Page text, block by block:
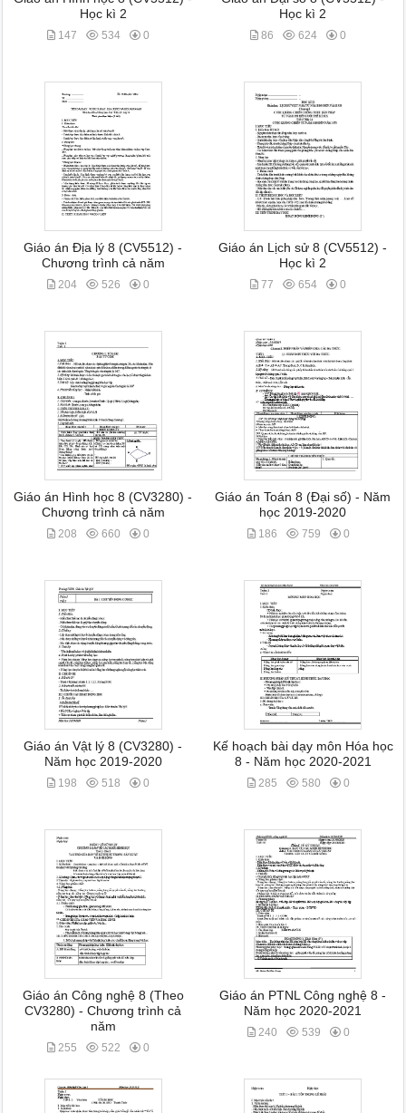
Học kì 2
147 534 0
Học kì 2
86 624 0
Giáo án Địa lý 8 (CV5512) -
Chương trình cả năm
204 526 0
Giáo án Lịch sử 8 (CV5512) -
Học kì 2
77 654 0
Giáo án Hình học 8 (CV3280) -
Chương trình cả năm
208 660 0
Giáo án Toán 8 (Đại số) - Năm
học 2019-2020
186 759 0
Giáo án Vật lý 8 (CV3280) -
Năm học 2019-2020
198 518 0
Kế hoạch bài dạy môn Hóa học
8 - Năm học 2020-2021
285 580 0
Giáo án Công nghệ 8 (Theo
CV3280) - Chương trình cả
năm
255 522 0
Giáo án PTNL Công nghệ 8 -
Năm học 2020-2021
240 539 0